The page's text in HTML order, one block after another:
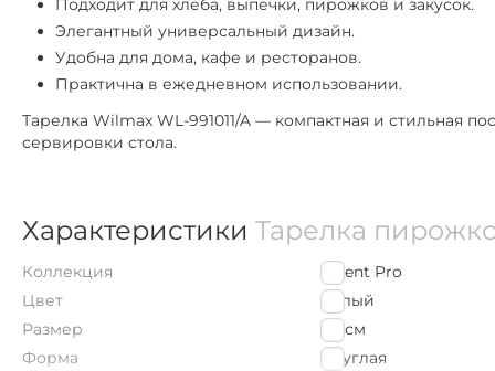
Подходит для хлеба, выпечки, пирожков и закусок.
Элегантный универсальный дизайн.
Удобна для дома, кафе и ресторанов.
Практична в ежедневном использовании.
Тарелка Wilmax WL-991011/A — компактная и стильная
сервировки стола.
Характеристики Тарелка
Коллекция
Orient Pro
Цвет
Белый
Размер
15
см
Форма
Круглая